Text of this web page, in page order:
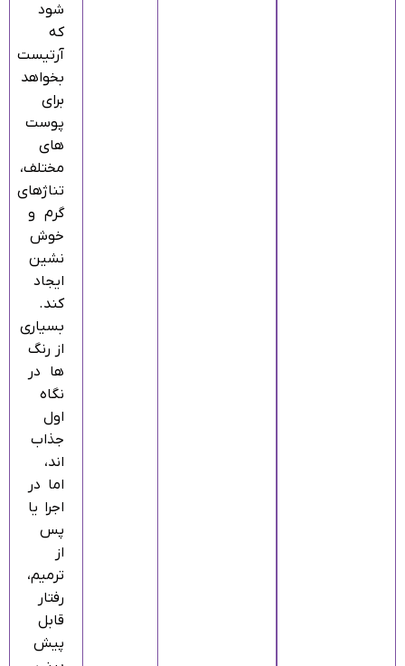
شود
که
آرتیست
بخواهد
برای
پوست‌
های
مختلف،
تناژهای
گرم و
خوش‌
نشین
ایجاد
کند.
بسیاری
از رنگ‌
ها در
نگاه
اول
جذاب‌
اند،
اما در
اجرا یا
پس
از
ترمیم،
رفتار
قابل‌
پیش‌